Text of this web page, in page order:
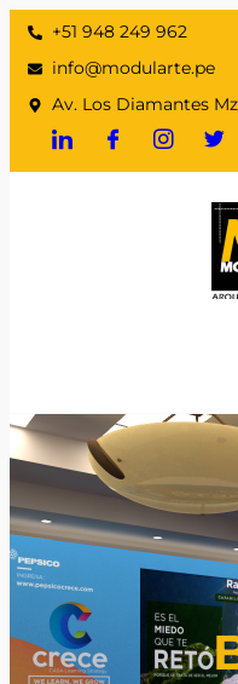
+51 948 249 962
info@modularte.pe
Av. Los Diamantes